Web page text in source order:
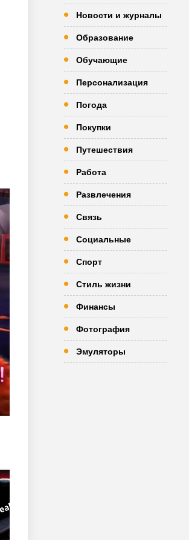
Новости и журналы
Образование
Обучающие
Персонализация
Погода
Покупки
Путешествия
Работа
Развлечения
Связь
Социальные
Спорт
Стиль жизни
Финансы
Фотография
Эмуляторы